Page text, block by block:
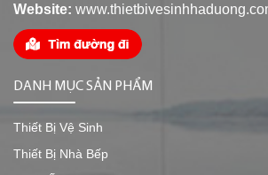
Website:
DANH MỤC SẢN PHẨM
Thiết Bị Vệ Sinh
Thiết Bị Nhà Bếp